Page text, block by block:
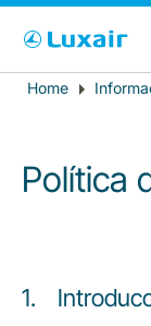
Home
Política
1.